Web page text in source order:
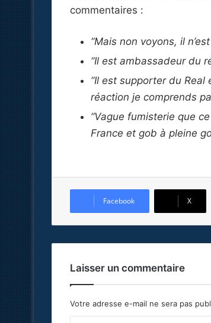
commentaires :
“Mais non voyons, il
“Il est ambassadeur du
“Il est supporter du Real
réaction je comprends
“Vague fumisterie que
France et gob à pleine
Facebook X
Laisser un commentaire
Votre adresse e-mail ne sera pas